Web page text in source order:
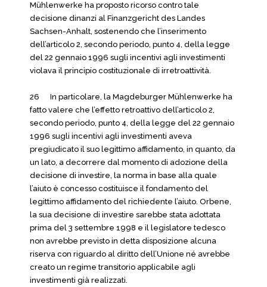
Mühlenwerke ha proposto ricorso contro tale
decisione dinanzi al Finanzgericht des Landes
Sachsen-Anhalt, sostenendo che l’inserimento
dell’articolo 2, secondo periodo, punto 4, della legge
del 22 gennaio 1996 sugli incentivi agli investimenti
violava il principio costituzionale di irretroattività.
26 In particolare, la Magdeburger Mühlenwerke ha
fatto valere che l’effetto retroattivo dell’articolo 2,
secondo periodo, punto 4, della legge del 22 gennaio
1996 sugli incentivi agli investimenti aveva
pregiudicato il suo legittimo affidamento, in quanto, da
un lato, a decorrere dal momento di adozione della
decisione di investire, la norma in base alla quale
l’aiuto è concesso costituisce il fondamento del
legittimo affidamento del richiedente l’aiuto. Orbene,
la sua decisione di investire sarebbe stata adottata
prima del 3 settembre 1998 e il legislatore tedesco
non avrebbe previsto in detta disposizione alcuna
riserva con riguardo al diritto dell’Unione né avrebbe
creato un regime transitorio applicabile agli
investimenti già realizzati.